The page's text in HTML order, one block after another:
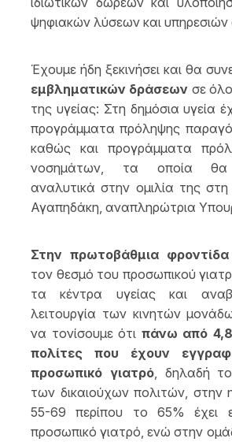
ψηφιακών λύσεων και υπηρεσιών
Έχουμε ήδη ξεκινήσει και θα
εμβληματικών δράσεων σε
της υγείας: Στη δημόσια υγεία
προγράμματα πρόληψης
καθώς και προγράμματα
νοσημάτων, τα οποία θα
αναλυτικά στην ομιλία της
Αγαπηδάκη, αναπληρώτρια
Στην πρωτοβάθμια φροντίδα
τον θεσμό του προσωπικού
τα κέντρα υγείας και
λειτουργία των κινητών
να τονίσουμε ότι πάνω από
πολίτες που έχουν
προσωπικό γιατρό, δηλαδή
των δικαιούχων πολιτών, στην
55-69 περίπου το 65% έχει
προσωπικό γιατρό, ενώ στην